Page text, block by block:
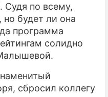
Судя по всему,
но будет ли она
программа
солидно
сбросил коллегу